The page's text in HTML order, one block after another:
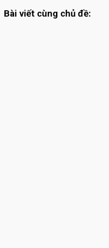
Bài viết cùng chủ đề: